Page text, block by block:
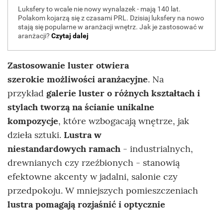
Zastosowanie luster otwiera
szerokie możliwości aranżacyjne. Na
przykład galerie luster o różnych kształtach i
stylach tworzą na ścianie unikalne
kompozycje, które wzbogacają wnętrze, jak
dzieła sztuki. Lustra w
niestandardowych ramach - industrialnych,
drewnianych czy rzeźbionych - stanowią
efektowne akcenty w jadalni, salonie czy
przedpokoju. W mniejszych pomieszczeniach
lustra pomagają rozjaśnić i optycznie